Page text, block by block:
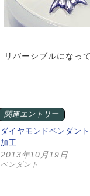
リバーシブルになっ
関連エントリー
ダイヤモンドペンダント
加工
2013年10月19日
ペンダント